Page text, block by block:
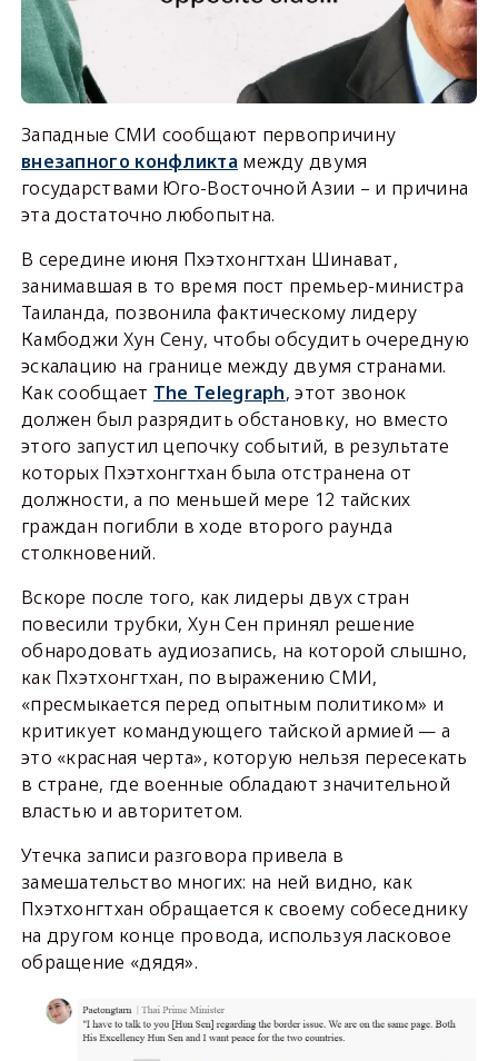
Западные СМИ сообщают первопричину
внезапного конфликта между двумя
государствами Юго-Восточной Азии – и причина
эта достаточно любопытна.
В середине июня Пхэтхонгтхан Шинават,
занимавшая в то время пост премьер-министра
Таиланда, позвонила фактическому лидеру
Камбоджи Хун Сену, чтобы обсудить очередную
эскалацию на границе между двумя странами.
Как сообщает The Telegraph, этот звонок
должен был разрядить обстановку, но вместо
этого запустил цепочку событий, в результате
которых Пхэтхонгтхан была отстранена от
должности, а по меньшей мере 12 тайских
граждан погибли в ходе второго раунда
столкновений.
Вскоре после того, как лидеры двух стран
повесили трубки, Хун Сен принял решение
обнародовать аудиозапись, на которой слышно,
как Пхэтхонгтхан, по выражению СМИ,
«пресмыкается перед опытным политиком» и
критикует командующего тайской армией — а
это «красная черта», которую нельзя пересекать
в стране, где военные обладают значительной
властью и авторитетом.
Утечка записи разговора привела в
замешательство многих: на ней видно, как
Пхэтхонгтхан обращается к своему собеседнику
на другом конце провода, используя ласковое
обращение «дядя».